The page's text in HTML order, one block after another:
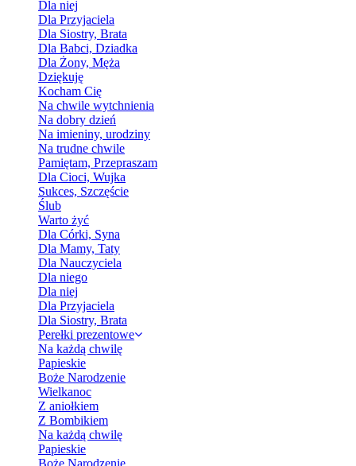
Dla niej
Dla Przyjaciela
Dla Siostry, Brata
Dla Babci, Dziadka
Dla Żony, Męża
Dziękuję
Kocham Cię
Na chwile wytchnienia
Na dobry dzień
Na imieniny, urodziny
Na trudne chwile
Pamiętam, Przepraszam
Dla Cioci, Wujka
Sukces, Szczęście
Ślub
Warto żyć
Dla Córki, Syna
Dla Mamy, Taty
Dla Nauczyciela
Dla niego
Dla niej
Dla Przyjaciela
Dla Siostry, Brata
Perełki prezentowe
Na każdą chwilę
Papieskie
Boże Narodzenie
Wielkanoc
Z aniołkiem
Z Bombikiem
Na każdą chwilę
Papieskie
Boże Narodzenie